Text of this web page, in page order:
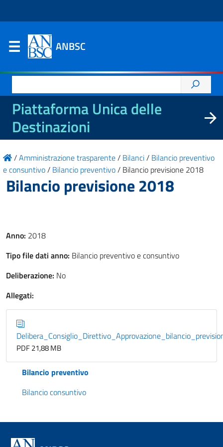
ANBSC
per:
Piattaforma Unica delle
Destinazioni
/Amministrazione trasparente/ Bilanci/ Bilancio preventivo
e consuntivo/ Bilancio preventivo/ Bilancio previsione 2018
Bilancio previsione 2018
Anno: 2018
Tipo file dati anno: Bilancio preventivo e consuntivo
Deliberazione: No
Allegati:
PDF 21,88 MB
Bilancio preventivo
Bilancio consuntivo